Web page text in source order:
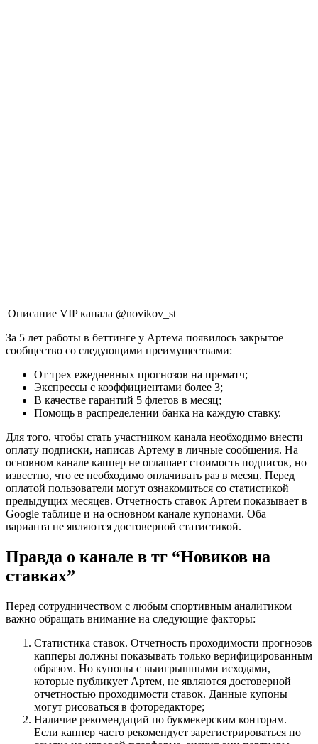
Описание VIP канала @novikov_st
За 5 лет работы в беттинге у Артема появилось закрытое
сообщество со следующими преимуществами:
От трех ежедневных прогнозов на прематч;
Экспрессы с коэффициентами более 3;
В качестве гарантий 5 флетов в месяц;
Помощь в распределении банка на каждую ставку.
Для того, чтобы стать участником канала необходимо внести
оплату подписки, написав Артему в личные сообщения. На
основном канале каппер не оглашает стоимость подписок, но
известно, что ее необходимо оплачивать раз в месяц. Перед
оплатой пользователи могут ознакомиться со статистикой
предыдущих месяцев. Отчетность ставок Артем показывает в
Google таблице и на основном канале купонами. Оба
варианта не являются достоверной статистикой.
Правда о канале в тг “Новиков на
ставках”
Перед сотрудничеством с любым спортивным аналитиком
важно обращать внимание на следующие факторы:
Статистика ставок. Отчетность проходимости прогнозов
капперы должны показывать только верифицированным
образом. Но купоны с выигрышными исходами,
которые публикует Артем, не являются достоверной
отчетностью проходимости ставок. Данные купоны
могут рисоваться в фоторедакторе;
Наличие рекомендаций по букмекерским конторам.
Если каппер часто рекомендует зарегистрироваться по